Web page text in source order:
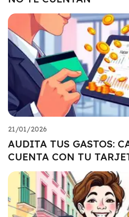
21/01/2026
AUDITA TUS GASTOS:
CUENTA CON TU